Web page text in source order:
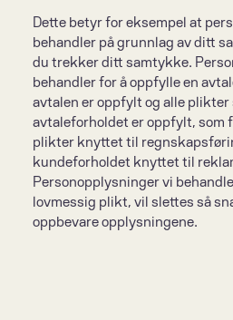
Dette betyr for eksempel at
behandler på grunnlag av ditt
du trekker ditt samtykke.
behandler for å oppfylle en
avtalen er oppfylt og alle plikter
avtaleforholdet er oppfylt, som
plikter knyttet til
kundeforholdet knyttet til
Personopplysninger vi
lovmessig plikt, vil slettes så
oppbevare opplysningene.